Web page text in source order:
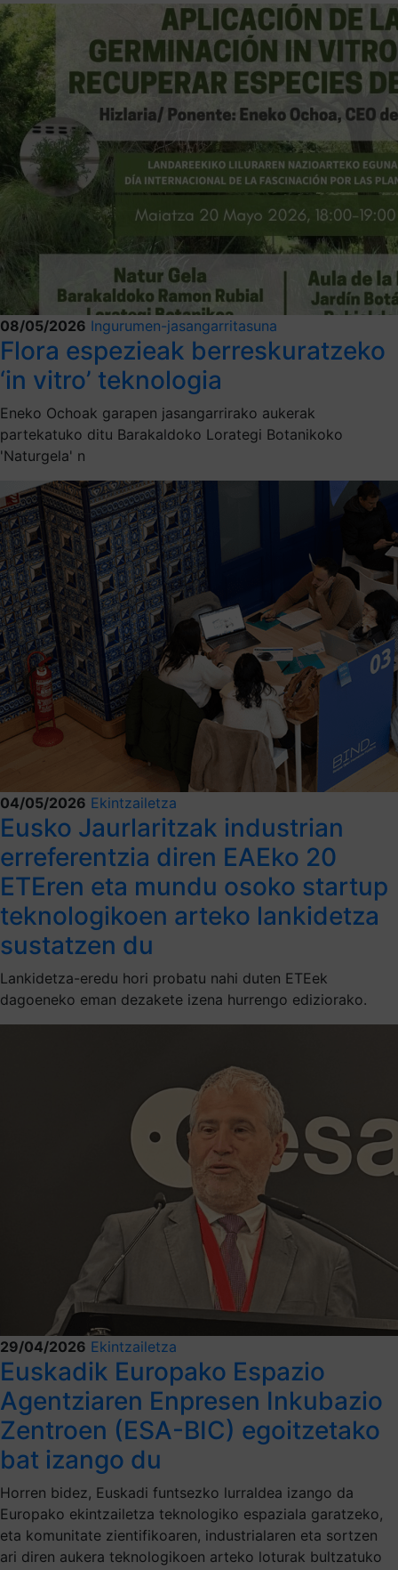
08/05/2026 Ingurumen-jasangarritasuna
Flora espezieak berreskuratzeko
‘in vitro’ teknologia
Eneko Ochoak garapen jasangarrirako aukerak
partekatuko ditu Barakaldoko Lorategi Botanikoko
'Naturgela' n
04/05/2026 Ekintzailetza
Eusko Jaurlaritzak industrian
erreferentzia diren EAEko 20
ETEren eta mundu osoko startup
teknologikoen arteko lankidetza
sustatzen du
Lankidetza-eredu hori probatu nahi duten ETEek
dagoeneko eman dezakete izena hurrengo ediziorako.
29/04/2026 Ekintzailetza
Euskadik Europako Espazio
Agentziaren Enpresen Inkubazio
Zentroen (ESA-BIC) egoitzetako
bat izango du
Horren bidez, Euskadi funtsezko lurraldea izango da
Europako ekintzailetza teknologiko espaziala garatzeko,
eta komunitate zientifikoaren, industrialaren eta sortzen
ari diren aukera teknologikoen arteko loturak bultzatuko